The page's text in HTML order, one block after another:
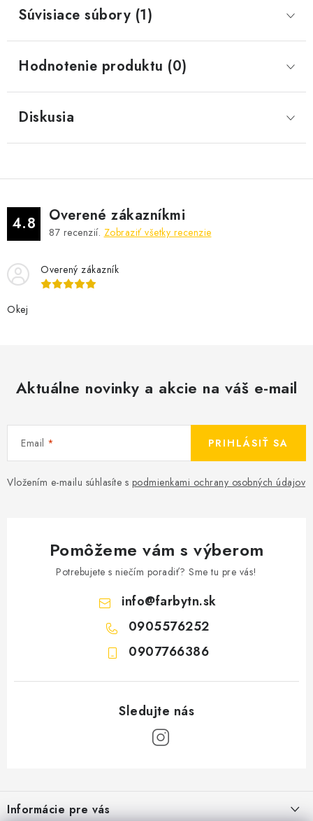
Súvisiace súbory (1)
Hodnotenie produktu (0)
Diskusia
4.8 Overené zákazníkmi
87 recenzií. Zobraziť všetky recenzie
Overený zákazník
Okej
Aktuálne novinky a akcie na váš e-mail
Email
Vložením e-mailu súhlasíte s podmienkami ochrany osobných údajov
PRIHLÁSIŤ SA
Pomôžeme vám s výberom
Potrebujete s niečím poradiť? Sme tu pre vás!
info@farbytn.sk
0905576252
0907766386
Informácie pre vás